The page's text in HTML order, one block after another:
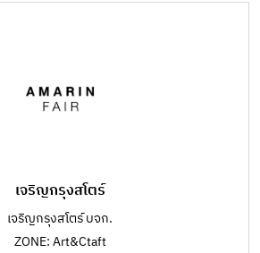
เจริญกรุงสโตร์
เจริญกรุงสโตร์ บจก.
ZONE: Art&Ctaft